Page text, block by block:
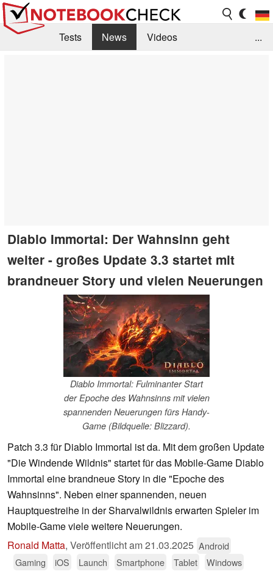
Tests News
Videos
...
Diablo Immortal: Der Wahnsinn geht
weiter - großes Update 3.3 startet mit
brandneuer Story und vielen Neuerungen
Diablo Immortal: Fulminanter Start
der Epoche des Wahnsinns mit vielen
spannenden Neuerungen fürs Handy-
Game (Bildquelle: Blizzard).
Patch 3.3 für Diablo Immortal ist da. Mit dem großen Update
"Die Windende Wildnis" startet für das Mobile-Game Diablo
Immortal eine brandneue Story in die "Epoche des
Wahnsinns". Neben einer spannenden, neuen
Hauptquestreihe in der Sharvalwildnis erwarten Spieler im
Mobile-Game viele weitere Neuerungen.
Ronald Matta, Veröffentlicht am21.03.2025 Android
Gaming
iOS Launch Smartphone Tablet Windows